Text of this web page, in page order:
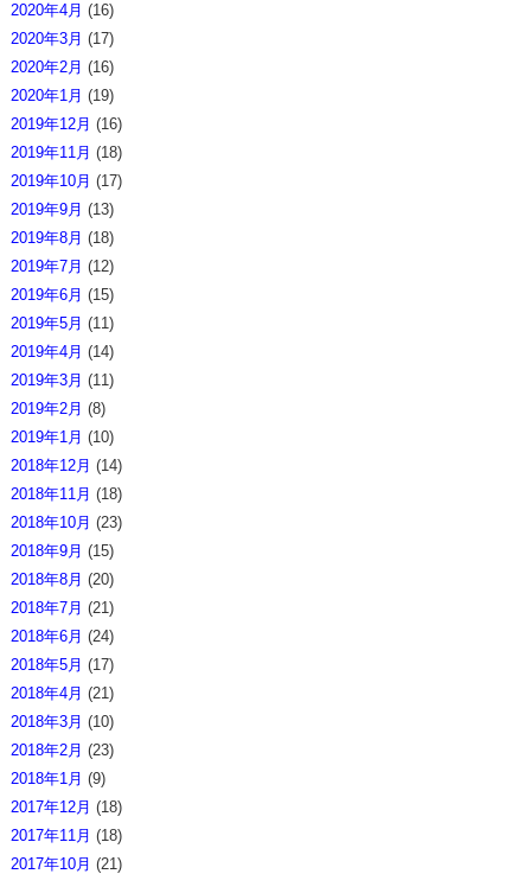
2020年4月 (16)
2020年3月 (17)
2020年2月 (16)
2020年1月 (19)
2019年12月 (16)
2019年11月 (18)
2019年10月 (17)
2019年9月 (13)
2019年8月 (18)
2019年7月 (12)
2019年6月 (15)
2019年5月 (11)
2019年4月 (14)
2019年3月 (11)
2019年2月 (8)
2019年1月 (10)
2018年12月 (14)
2018年11月 (18)
2018年10月 (23)
2018年9月 (15)
2018年8月 (20)
2018年7月 (21)
2018年6月 (24)
2018年5月 (17)
2018年4月 (21)
2018年3月 (10)
2018年2月 (23)
2018年1月 (9)
2017年12月 (18)
2017年11月 (18)
2017年10月 (21)